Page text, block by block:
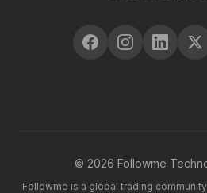
© 2026 Followme
Followme is a global trading